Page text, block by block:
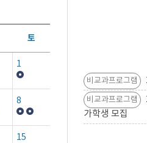
토
1
8
15
비교과프로그램
비교과프로그램
가학생 모집